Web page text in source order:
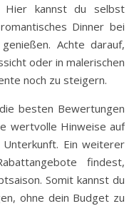
Hier kannst du selbst
Dinner bei
Achte darauf,
oder in malerischen
noch zu steigern.
besten Bewertungen
wertvolle Hinweise auf
Ein weiterer
findest,
Somit kannst du
ohne dein Budget zu